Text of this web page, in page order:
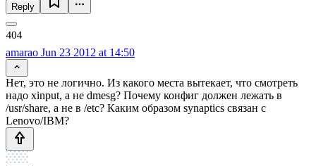
Reply
amarao Jun 23 2012 at 14:50
Нет, это не логично. Из какого места вытекает, что смотреть
надо xinput, а не dmesg? Почему конфиг должен лежать в
/usr/share, а не в /etc? Каким образом synaptics связан с
Lenovo/IBM?